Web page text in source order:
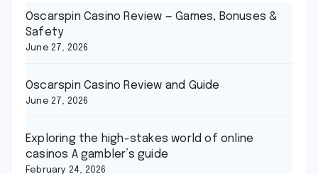
Oscarspin Casino Review — Games, Bonuses &
Safety
June 27, 2026
Oscarspin Casino Review and Guide
June 27, 2026
Exploring the high-stakes world of online
casinos A gambler’s guide
February 24, 2026